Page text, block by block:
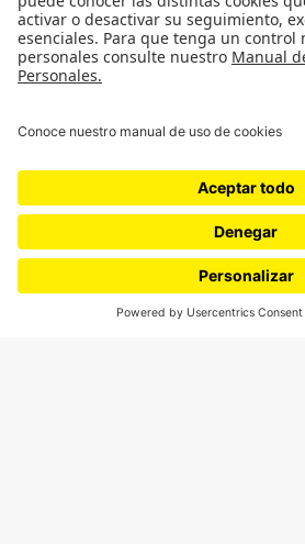
Proyectos 070
¿Quieres escribir en 070?
cerosetenta@uniandes.edu.co